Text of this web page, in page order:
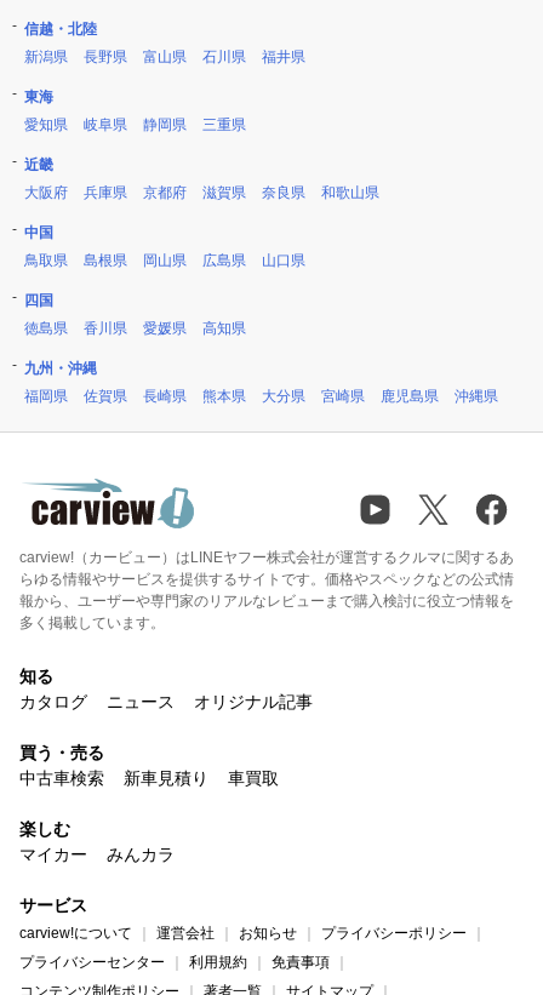
信越・北陸
新潟県
長野県 富山県 石川県 福井県
東海
愛知県
岐阜県 静岡県 三重県
近畿
大阪府
兵庫県 京都府 滋賀県 奈良県 和歌山県
中国
鳥取県
島根県 岡山県 広島県 山口県
四国
徳島県
香川県 愛媛県 高知県
九州・沖縄
福岡県
佐賀県 長崎県 熊本県 大分県 宮崎県 鹿児島県 沖縄県
carview!（カービュー）はLINEヤフー株式会社が運営するクルマに関するあ
らゆる情報やサービスを提供するサイトです。価格やスペックなどの公式情
報から、ユーザーや専門家のリアルなレビューまで購入検討に役立つ情報を
多く掲載しています。
知る
カタログ
ニュース オリジナル記事
買う・売る
中古車検索
新車見積り 車買取
楽しむ
マイカー
みんカラ
サービス
carview!について 運営会社 お知らせ
プライバシーポリシー
プライバシーセンター
利用規約
免責事項